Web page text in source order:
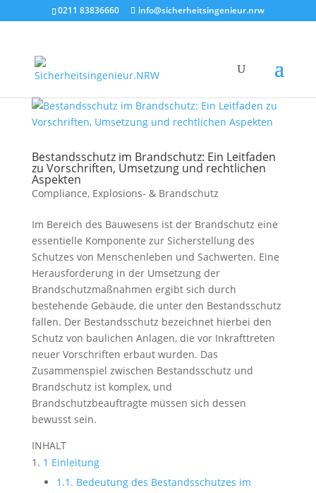
0211 83836660 info@sicherheitsingenieur.nrw
Bestandsschutz im Brandschutz: Ein Leitfaden
zu Vorschriften, Umsetzung und rechtlichen
Aspekten
Compliance, Explosions- & Brandschutz
Im Bereich des Bauwesens ist der Brandschutz eine
essentielle Komponente zur Sicherstellung des
Schutzes von Menschenleben und Sachwerten. Eine
Herausforderung in der Umsetzung der
Brandschutzmaßnahmen ergibt sich durch
bestehende Gebäude, die unter den Bestandsschutz
fallen. Der Bestandsschutz bezeichnet hierbei den
Schutz von baulichen Anlagen, die vor Inkrafttreten
neuer Vorschriften erbaut wurden. Das
Zusammenspiel zwischen Bestandsschutz und
Brandschutz ist komplex, und
Brandschutzbeauftragte müssen sich dessen
bewusst sein.
INHALT
1 Einleitung
1.1. Bedeutung des Bestandsschutzes im